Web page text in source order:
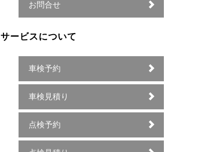
お問合せ
サービスについて
車検予約
車検見積り
点検予約